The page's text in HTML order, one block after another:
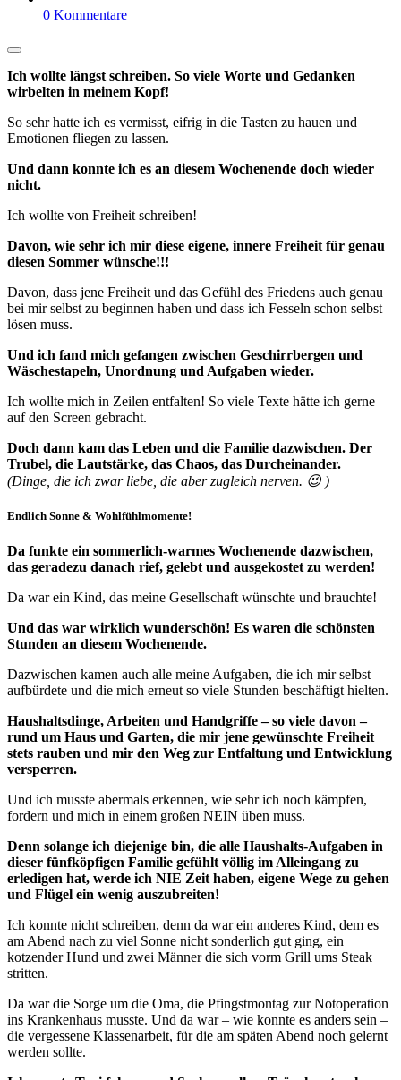
0 Kommentare
Ich wollte längst schreiben. So viele Worte und Gedanken
wirbelten in meinem Kopf!
So sehr hatte ich es vermisst, eifrig in die Tasten zu hauen und
Emotionen fliegen zu lassen.
Und dann konnte ich es an diesem Wochenende doch wieder
nicht.
Ich wollte von Freiheit schreiben!
Davon, wie sehr ich mir diese eigene, innere Freiheit für genau
diesen Sommer wünsche!!!
Davon, dass jene Freiheit und das Gefühl des Friedens auch genau
bei mir selbst zu beginnen haben und dass ich Fesseln schon selbst
lösen muss.
Und ich fand mich gefangen zwischen Geschirrbergen und
Wäschestapeln, Unordnung und Aufgaben wieder.
Ich wollte mich in Zeilen entfalten! So viele Texte hätte ich gerne
auf den Screen gebracht.
Doch dann kam das Leben und die Familie dazwischen. Der
Trubel, die Lautstärke, das Chaos, das Durcheinander.
(Dinge, die ich zwar liebe, die aber zugleich nerven. 😉 )
Endlich Sonne & Wohlfühlmomente!
Da funkte ein sommerlich-warmes Wochenende dazwischen,
das geradezu danach rief, gelebt und ausgekostet zu werden!
Da war ein Kind, das meine Gesellschaft wünschte und brauchte!
Und das war wirklich wunderschön! Es waren die schönsten
Stunden an diesem Wochenende.
Dazwischen kamen auch alle meine Aufgaben, die ich mir selbst
aufbürdete und die mich erneut so viele Stunden beschäftigt hielten.
Haushaltsdinge, Arbeiten und Handgriffe – so viele davon –
rund um Haus und Garten, die mir jene gewünschte Freiheit
stets rauben und mir den Weg zur Entfaltung und Entwicklung
versperren.
Und ich musste abermals erkennen, wie sehr ich noch kämpfen,
fordern und mich in einem großen NEIN üben muss.
Denn solange ich diejenige bin, die alle Haushalts-Aufgaben in
dieser fünfköpfigen Familie gefühlt völlig im Alleingang zu
erledigen hat, werde ich NIE Zeit haben, eigene Wege zu gehen
und Flügel ein wenig auszubreiten!
Ich konnte nicht schreiben, denn da war ein anderes Kind, dem es
am Abend nach zu viel Sonne nicht sonderlich gut ging, ein
kotzender Hund und zwei Männer die sich vorm Grill ums Steak
stritten.
Da war die Sorge um die Oma, die Pfingstmontag zur Notoperation
ins Krankenhaus musste. Und da war – wie konnte es anders sein –
die vergessene Klassenarbeit, für die am späten Abend noch gelernt
werden sollte.